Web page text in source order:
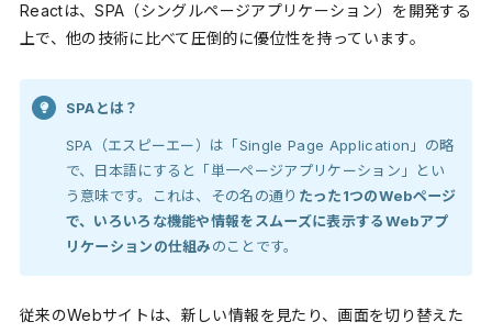
Reactは、SPA（シングルページアプリケーション）を開発する
上で、他の技術に比べて圧倒的に優位性を持っています。
SPAとは？
SPA（エスピーエー）は「Single Page Application」の略
で、日本語にすると「単一ページアプリケーション」とい
う意味です。これは、その名の通り たった1つのWebページ
で、いろいろな機能や情報をスムーズに表示するWebアプ
リケーションの仕組みのことです。
従来のWebサイトは、新しい情報を見たり、画面を切り替えた